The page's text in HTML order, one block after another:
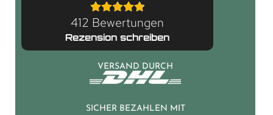
412 Bewertungen
Rezension schreiben
VERSAND DURCH
SICHER BEZAHLEN MIT